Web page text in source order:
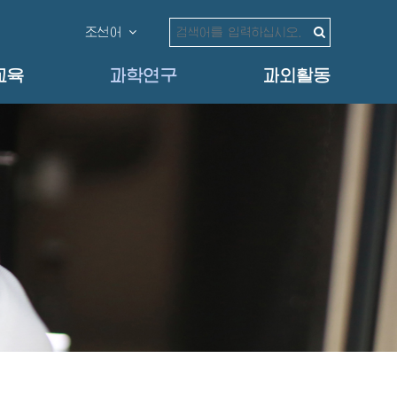
조선어
육 과학연구 과외활동